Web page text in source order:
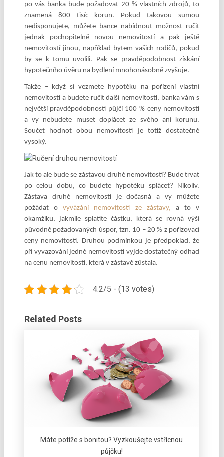
po vás banka bude požadovat 20 % vlastních zdrojů, to
znamená 800 tisíc korun. Pokud takovou sumou
nedisponujete, můžete bance nabídnout možnost ručit
jednak pochopitelně novou nemovitostí a pak ještě
nemovitostí jinou, například bytem vašich rodičů, pokud
by se k tomu uvolili. Pak se pravděpodobnost získání
hypotečního úvěru na bydlení mnohonásobně zvyšuje.
Takže – když si vezmete hypotéku na pořízení vlastní
nemovitosti a budete ručit další nemovitostí, banka vám s
největší pravděpodobností půjčí 100 % ceny nemovitosti
a vy nebudete muset doplácet ze svého ani korunu.
Součet hodnot obou nemovitostí je totiž dostatečně
vysoký.
Jak to ale bude se zástavou druhé nemovitosti? Bude trvat
po celou dobu, co budete hypotéku splácet? Nikoliv.
Zástava druhé nemovitosti je dočasná a vy můžete
požádat ovyvázání nemovitosti ze zástavy, a to v
okamžiku, jakmile splatíte částku, která se rovná výši
původně požadovaných úspor, tzn. 10 – 20 % z pořizovací
ceny nemovitosti. Druhou podmínkou je předpoklad, že
při vyvazování jedné nemovitosti vyjde dostatečný odhad
na cenu nemovitosti, která v zástavě zůstala.
4.2/5 - (13 votes)
Related Posts
Máte potíže s bonitou? Vyzkoušejte vstřícnou
půjčku!